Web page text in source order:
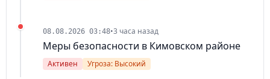
08.08.2026 03:48•3 часа назад
Меры безопасности в Кимовском районе
Активен Угроза: Высокий